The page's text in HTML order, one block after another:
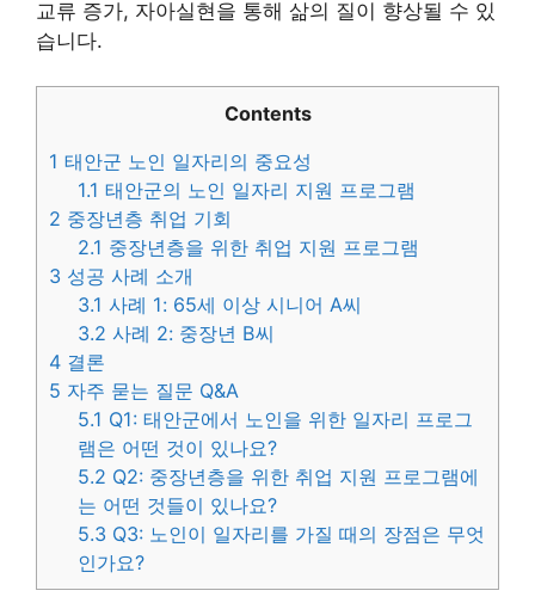
교류 증가, 자아실현을 통해 삶의 질이 향상될 수 있
습니다.
Contents
1 태안군 노인 일자리의 중요성
1.1 태안군의 노인 일자리 지원 프로그램
2 중장년층 취업 기회
2.1 중장년층을 위한 취업 지원 프로그램
3 성공 사례 소개
3.1 사례 1: 65세 이상 시니어 A씨
3.2 사례 2: 중장년 B씨
4 결론
5 자주 묻는 질문 Q&A
5.1 Q1: 태안군에서 노인을 위한 일자리 프로그
램은 어떤 것이 있나요?
5.2 Q2: 중장년층을 위한 취업 지원 프로그램에
는 어떤 것들이 있나요?
5.3 Q3: 노인이 일자리를 가질 때의 장점은 무엇
인가요?